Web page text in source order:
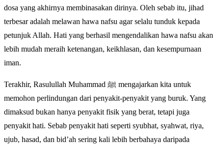
dosa yang akhirnya membinasakan dirinya. Oleh sebab itu, jihad
terbesar adalah melawan hawa nafsu agar selalu tunduk kepada
petunjuk Allah. Hati yang berhasil mengendalikan hawa nafsu akan
lebih mudah meraih ketenangan, keikhlasan, dan kesempurnaan
iman.
Terakhir, Rasulullah Muhammad ﷺ mengajarkan kita untuk
memohon perlindungan dari penyakit-penyakit yang buruk. Yang
dimaksud bukan hanya penyakit fisik yang berat, tetapi juga
penyakit hati. Sebab penyakit hati seperti syubhat, syahwat, riya,
ujub, hasad, dan bid’ah sering kali lebih berbahaya daripada